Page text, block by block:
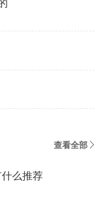
查看全部
么推荐